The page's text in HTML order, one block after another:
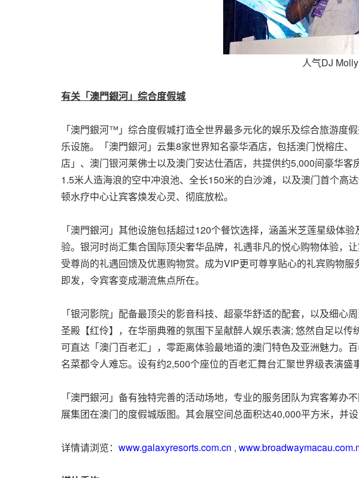
人气DJ
有关「澳門銀河」综合度假城
「澳門銀河™」综合度假城打造全世界最多元化的娱乐及综合旅游度
乐设施。「澳門銀河」云集8家世界知名豪华酒店，包括澳门悦榕庄
店」、澳门银河莱佛士以及澳门安达仕酒店，共提供约5,000间豪华
1.5米人造海浪的空中冲浪池、全长150米的白沙滩，以及澳门首个
顿水疗中心让宾客焕发心灵、彻底放松。
「澳門銀河」其他设施包括超过120个餐饮选择，涵盖米芝莲星级体
验。银河时尚汇集合国际顶尖奢华品牌，礼遇非凡的悦心购物体验，
受尊尚的礼遇回馈及优惠购物赏。成为VIP更可尊享贴心的礼宾购物
即发，令宾客变成潮流焦点所在。
「银河影院」配备最顶尖的影音科技、超豪华舒适的配套，以及细
圣殿【红伶】，在华丽典雅的氛围下呈献醉人娱乐表演; 悠然自足以
可直达「澳门百老汇」，零距离体验最地道的澳门特色及亚洲魅力。
名菜都令人难忘。设有约2,500个座位的百老汇舞台汇聚世界级表演盛
「澳門銀河」备有独特完善的活动场地，专业的服务团队为宾客筹
展集团在澳门的度假城版图。其会展空间总面积达40,000平方米，并
详情请浏览： www.galaxyresorts.com.cn ,